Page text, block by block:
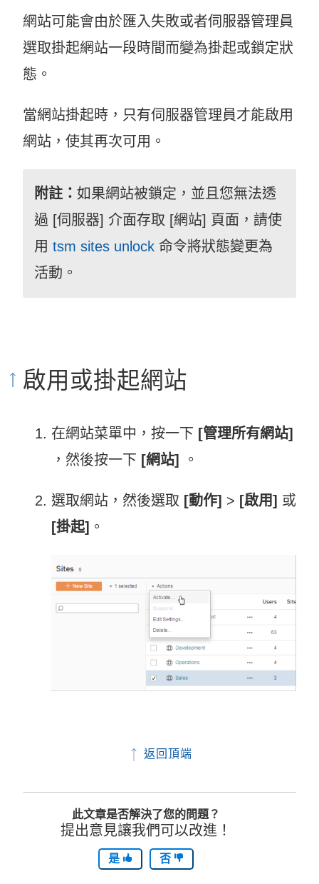
網站可能會由於匯入失敗或者伺服器管理員
選取掛起網站一段時間而變為掛起或鎖定狀
態。
當網站掛起時，只有伺服器管理員才能啟用
網站，使其再次可用。
附註： 如果網站被鎖定，並且您無法透
過 [伺服器] 介面存取 [網站] 頁面，請使
用 tsm sites unlock 命令將狀態變更為
活動。
啟用或掛起網站
在網站菜單中，按一下 [管理所有網站]
，然後按一下 [網站] 。
選取網站，然後選取 [動作] > [啟用] 或
[掛起] 。
返回頂端
此文章是否解決了您的問題？
提出意見讓我們可以改進！
是 否